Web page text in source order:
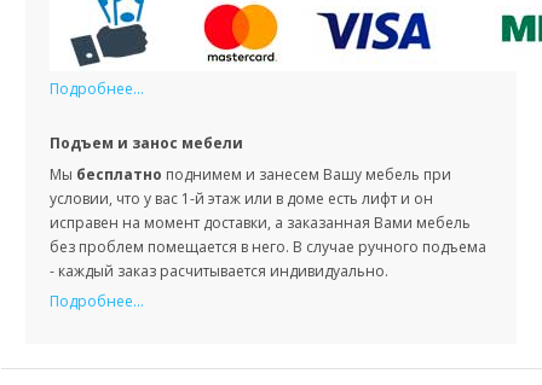
Подробнее...
Подъем и занос мебели
Мы бесплатно поднимем и занесем Вашу мебель при
условии, что у вас 1-й этаж или в доме есть лифт и он
исправен на момент доставки, а заказанная Вами мебель
без проблем помещается в него. В случае ручного подъема
- каждый заказ расчитывается индивидуально.
Подробнее...